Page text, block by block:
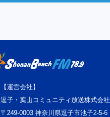
【運営会社】
逗子・葉山コミュニティ放送株式会社
〒249-0003 神奈川県逗子市池子2-5-6